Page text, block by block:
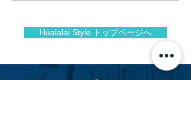
Hualalai Style トップページへ